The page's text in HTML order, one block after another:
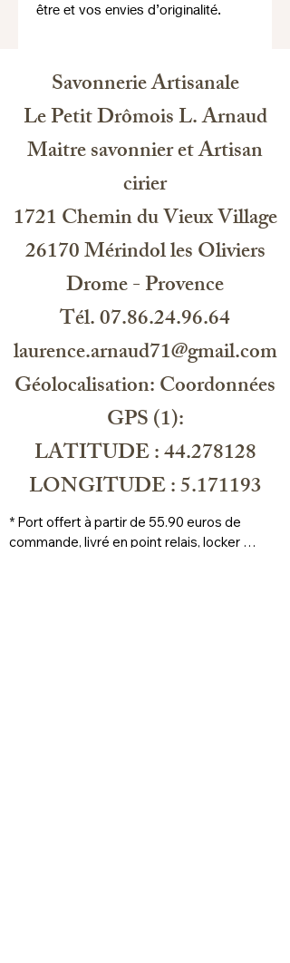
être et vos envies d’originalité.
Savonnerie Artisanale
Le Petit Drômois L. Arnaud
Maitre savonnier et Artisan
cirier
1721 Chemin du Vieux Village
26170 Mérindol les Oliviers
Drome - Provence
Tél. 07.86.24.96.64
laurence.arnaud71@gmail.com
Géolocalisation: Coordonnées
GPS (1):
LATITUDE : 44.278128
LONGITUDE : 5.171193
* Port offert à partir de 55.90 euros de
commande, livré en point relais, locker